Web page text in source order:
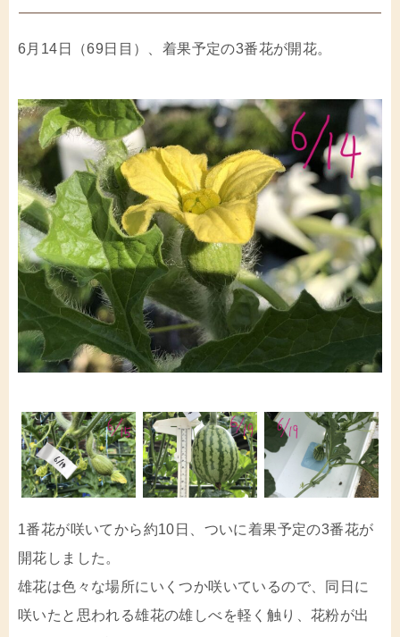
6月14日（69日目）、着果予定の3番花が開花。
1番花が咲いてから約10日、ついに着果予定の3番花が
開花しました。
雄花は色々な場所にいくつか咲いているので、同日に
咲いたと思われる雄花の雄しべを軽く触り、花粉が出